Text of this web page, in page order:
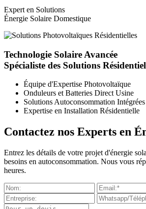
Expert en Solutions
Énergie Solaire Domestique
Technologie Solaire Avancée
Spécialiste des Solutions
Équipe d'Expertise Photovoltaïque
Onduleurs et Batteries Direct Usine
Solutions Autoconsommation Intégrées
Expertise en Installation Résidentielle
Contactez nos Experts en
Entrez les détails de votre projet d'énergie
besoins en autoconsommation. Nous vous
heures.